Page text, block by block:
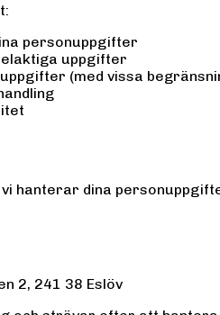
personuppgifter
uppgifter
(med vissa
hanterar dina
2, 241 38 Eslöv